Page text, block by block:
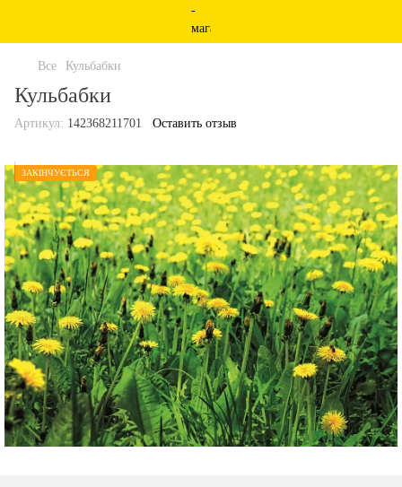
Все Кульбабки
Кульбабки
Артикул: 142368211701 Оставить отзыв
ЗАКІНЧУЄТЬСЯ